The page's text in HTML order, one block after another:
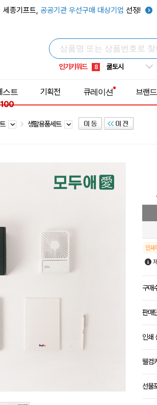
세종기프트, 공공기관 우선구매 대상기업 선정!
인기키워드
5 키캡
8 쿨토시
9 넥쿨러
1 선풍기
스트
100
기획전 큐레이션 브랜
생활용품세트
인쇄
구매
판매
인쇄
웰컴
선물